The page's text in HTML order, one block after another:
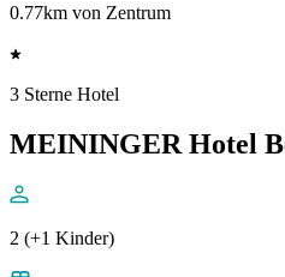
0.77km von Zentrum
3 Sterne Hotel
MEININGER Hotel
2 (+1 Kinder)